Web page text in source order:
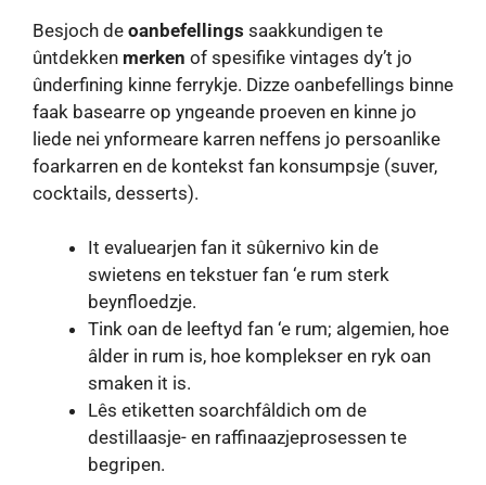
Besjoch de oanbefellings saakkundigen te
ûntdekken merken of spesifike vintages dy’t jo
ûnderfining kinne ferrykje. Dizze oanbefellings binne
faak basearre op yngeande proeven en kinne jo
liede nei ynformeare karren neffens jo persoanlike
foarkarren en de kontekst fan konsumpsje (suver,
cocktails, desserts).
It evaluearjen fan it sûkernivo kin de
swietens en tekstuer fan ‘e rum sterk
beynfloedzje.
Tink oan de leeftyd fan ‘e rum; algemien, hoe
âlder in rum is, hoe komplekser en ryk oan
smaken it is.
Lês etiketten soarchfâldich om de
destillaasje- en raffinaazjeprosessen te
begripen.